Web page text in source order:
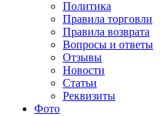
Политика
Правила торговли
Правила возврата
Вопросы и ответы
Отзывы
Новости
Статьи
Реквизиты
Фото